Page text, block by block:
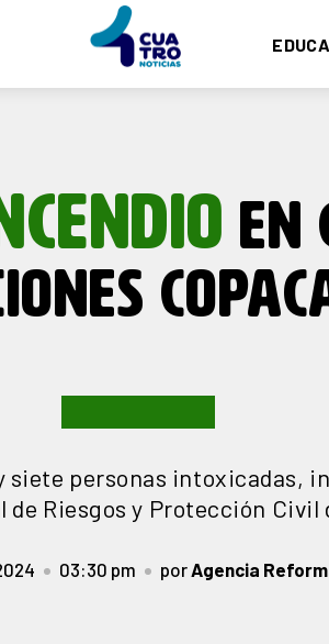
EN
siete personas intoxicadas,
Riesgos y Protección Civil
03:30 pm porAgencia